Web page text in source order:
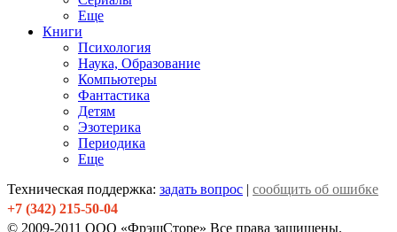
Еще
Книги
Психология
Наука, Образование
Компьютеры
Фантастика
Детям
Эзотерика
Периодика
Еще
Техническая поддержка: задать вопрос | сообщить об ошибке
+7 (342) 215-50-04
© 2009-2011 ООО «ФрэшСторе» Все права защищены.